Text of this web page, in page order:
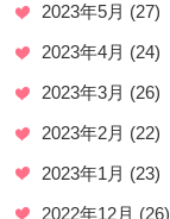
2023年5月 (27)
2023年4月 (24)
2023年3月 (26)
2023年2月 (22)
2023年1月 (23)
2022年12月 (26)